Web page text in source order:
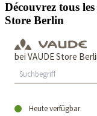
Découvrez tous
Store Berlin